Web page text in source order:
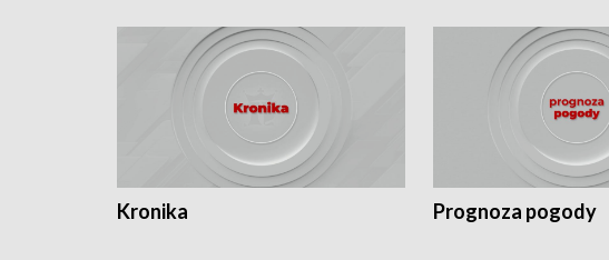
Kronika Prognoza pogody